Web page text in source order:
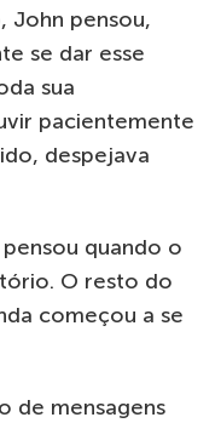
John pensou,
se dar esse
sua
pacientemente
despejava
quando o
O resto do
começou a se
de mensagens